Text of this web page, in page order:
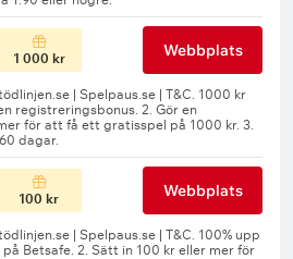
1 000 kr Webbplats
100 kr Webbplats